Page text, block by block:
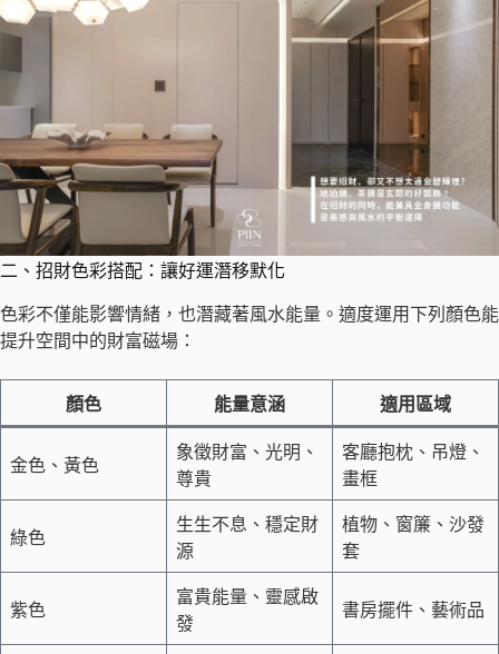
二、招財色彩搭配：讓好運潛移默化
色彩不僅能影響情緒，也潛藏著風水能量。適度運用下列顏色能
提升空間中的財富磁場：
顏色 能量意涵 適用區域
金色、黃色
象徵財富、光明、
尊貴
客廳抱枕、吊燈、
畫框
綠色
生生不息、穩定財
源
植物、窗簾、沙發
套
紫色
富貴能量、靈感啟
發
書房擺件、藝術品